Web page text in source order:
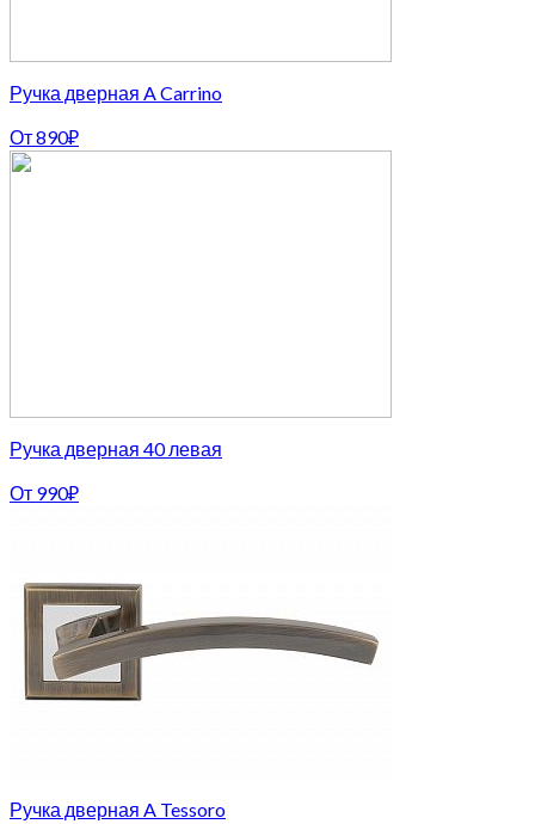
Ручка дверная A Carrino
От890₽
Ручка дверная 40 левая
От 990₽
Ручка дверная A Tessoro